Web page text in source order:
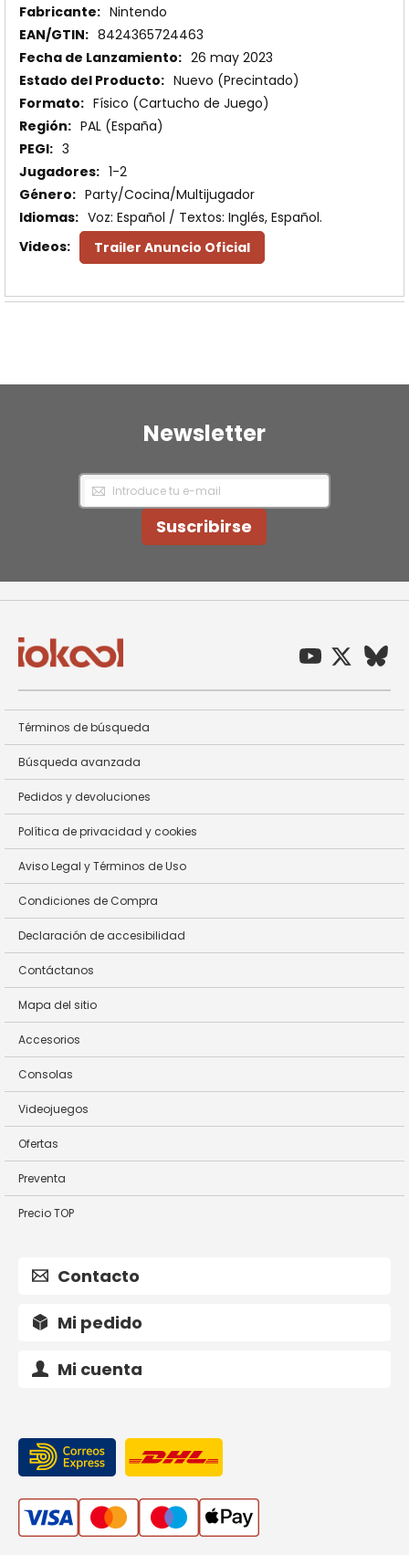
Más
Información
Nintendo
8424365724463
26 may 2023
Nuevo (Precintado)
Físico (Cartucho de Juego)
PAL (España)
3
1-2
Party/Cocina/Multijugador
Voz: Español / Textos: Inglés, Español.
Trailer Anuncio Oficial
Newsletter
Inscríbase
nuestro
Suscribirse
Términos de búsqueda
Búsqueda avanzada
Pedidos y devoluciones
Política de privacidad y cookies
Aviso Legal y Términos de Uso
Condiciones de Compra
Declaración de accesibilidad
Contáctanos
Mapa del sitio
Accesorios
Consolas
Videojuegos
Ofertas
Preventa
Precio TOP
Contacto
Mi pedido
Mi cuenta